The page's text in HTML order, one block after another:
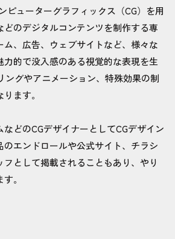
ピューターグラフィックス（CG）を用
どのデジタルコンテンツを制作する専
ム、広告、ウェブサイトなど、様々な
力的で没入感のある視覚的な表現を生
ングやアニメーション、特殊効果の制
ます。
どのCGデザイナーとしてCGデザイン
のエンドロールや公式サイト、チラシ
として掲載されることもあり、やり
。